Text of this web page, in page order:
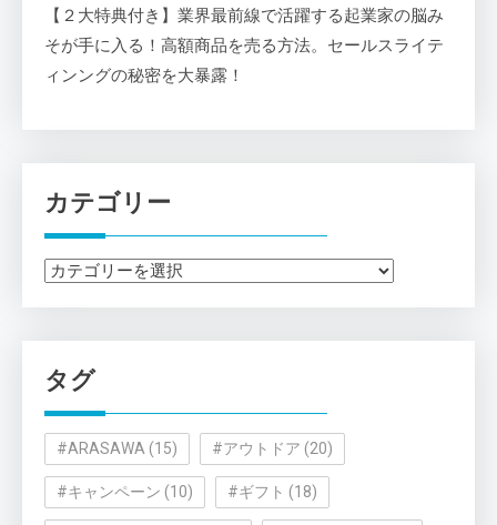
【２大特典付き】業界最前線で活躍する起業家の脳み
そが手に入る！高額商品を売る方法。セールスライテ
ィンングの秘密を大暴露！
カテゴリー
カ
ー
タグ
#ARASAWA (15) #アウトドア (20)
#キャンペーン (10) #ギフト (18)